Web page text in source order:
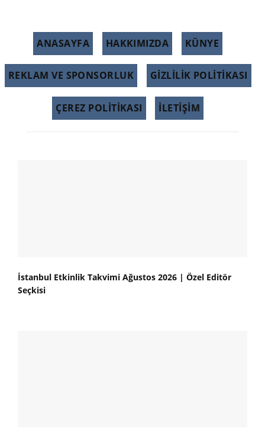
ANASAYFA HAKKIMIZDA KÜNYE
REKLAM VE SPONSORLUK GIZLILIK POLITIKASI
ÇEREZ POLITIKASI İLETİŞİM
İstanbul Etkinlik Takvimi Ağustos 2026 | Özel Editör
Seçkisi